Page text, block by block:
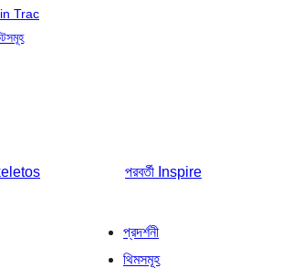
Trac
পরবর্তী Inspire
প্রদর্শনী
থিমসমূহ